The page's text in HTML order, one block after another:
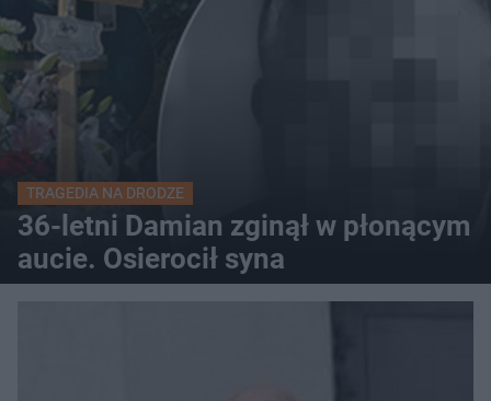
TRAGEDIA NA DRODZE
36-letni Damian zginął w płonącym
aucie. Osierocił syna